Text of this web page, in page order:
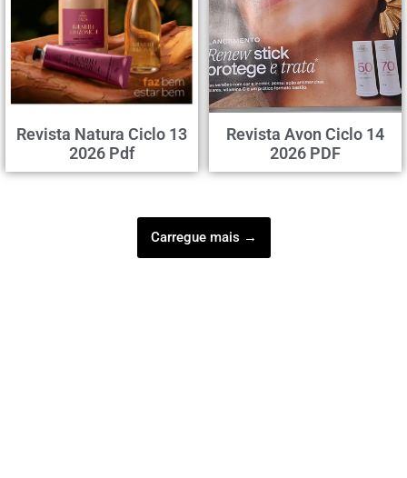
Revista Natura Ciclo 13
2026 Pdf
Revista Avon Ciclo 14
2026 PDF
Carregue mais →